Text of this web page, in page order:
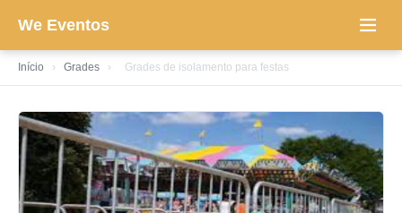
We Eventos
Início › Grades › Grades de isolamento para festas